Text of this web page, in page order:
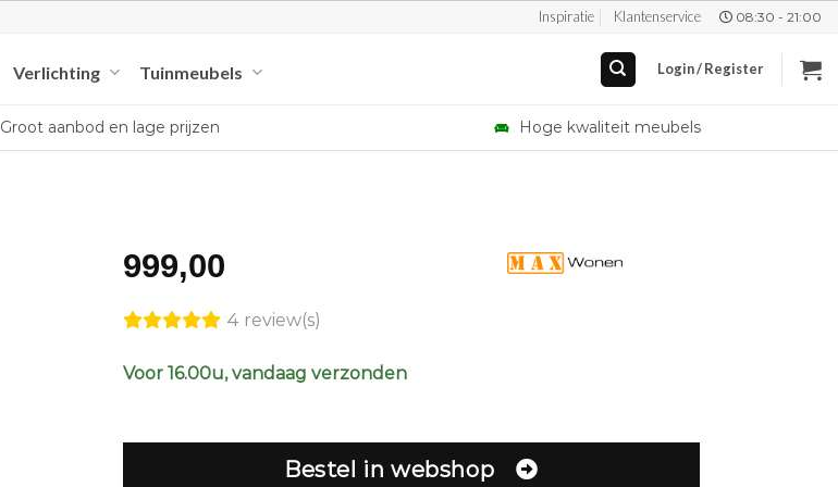
Inspiratie Klantenservice 08:30 - 21:00
Verlichting Tuinmeubels Login / Register
Groot aanbod en lage prijzen Hoge kwaliteit meubels
999,00
4 review(s)
Voor 16.00u, vandaag verzonden
Bestel in webshop